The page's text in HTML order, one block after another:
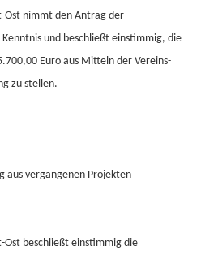
Ost nimmt den Antrag der
und beschließt einstimmig, die
Euro aus Mitteln der Vereins-
zu stellen.
aus vergangenen Projekten
beschließt einstimmig die